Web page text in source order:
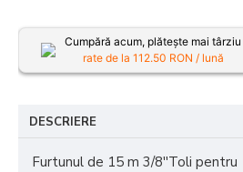
Cumpără acum, plătește mai târziu
rate de la 112.50 RON / lună
DESCRIERE
Furtunul de 15 m 3/8''Toli